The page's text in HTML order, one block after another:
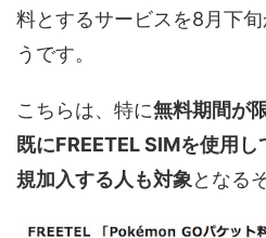
料とするサービスを8月下
うです。
こちらは、特に無料期間が
既にFREETEL SIMを使用
規加入する人も対象 となる